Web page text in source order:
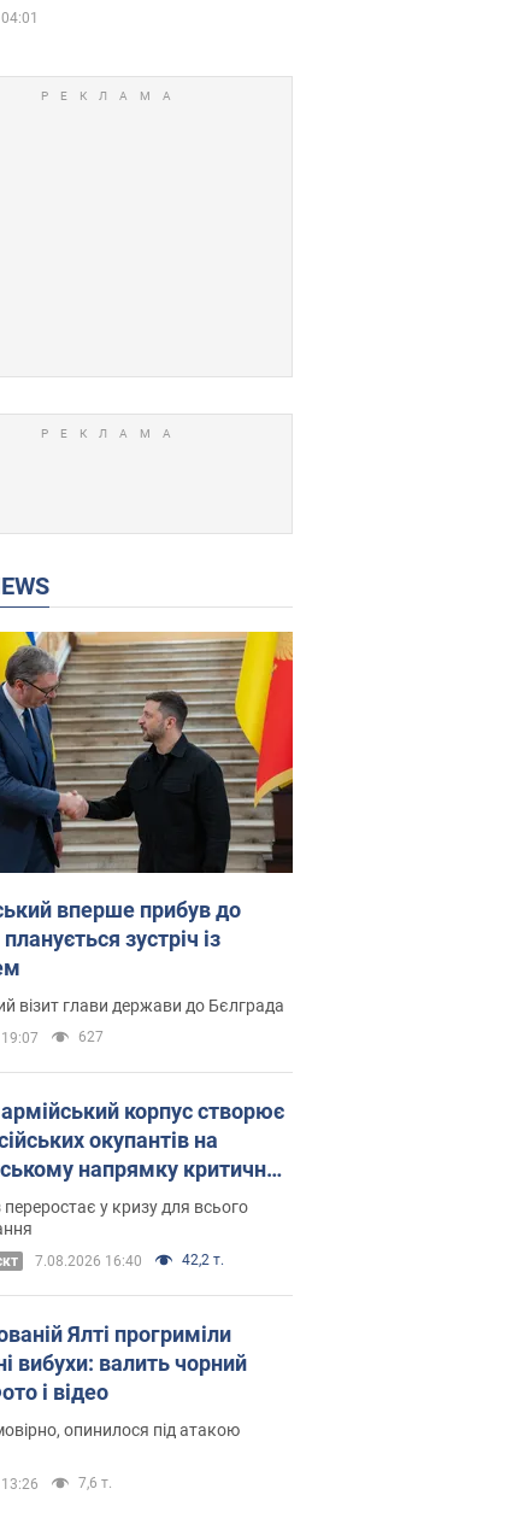
вперше прибув до
планується зустріч із
Це перший візит глави держави до Бєлграда
627
армійський корпус створює
окупантів на
напрямку критичний
як це вдалося
переростає у кризу для всього
7.08.2026 16:40 42,2 т.
Ялті прогриміли
вибухи: валить чорний
і відео
опинилося під атакою
7,6 т.